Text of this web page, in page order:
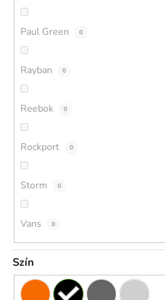
Paul Green 0
Rayban 0
Reebok 0
Rockport 0
Storm 0
Vans 0
Szín